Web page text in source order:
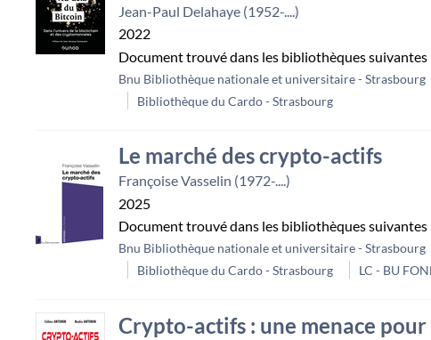
Jean-Paul Delahaye (1952-....)
2022
Document trouvé dans les bibliothèques suivantes
Bnu Bibliothèque nationale et universitaire - Strasbourg
Bibliothèque du Cardo - Strasbourg
Le marché des crypto-actifs
Françoise Vasselin (1972-....)
2025
Document trouvé dans les bibliothèques suivantes
Bnu Bibliothèque nationale et universitaire - Strasbourg
Bibliothèque du Cardo - Strasbourg
LC - BU
Crypto-actifs : une menace